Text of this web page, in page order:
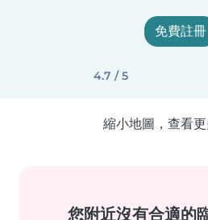
免費註冊
4.7 / 5
縮小地圖，查看更
您附近沒有合適的